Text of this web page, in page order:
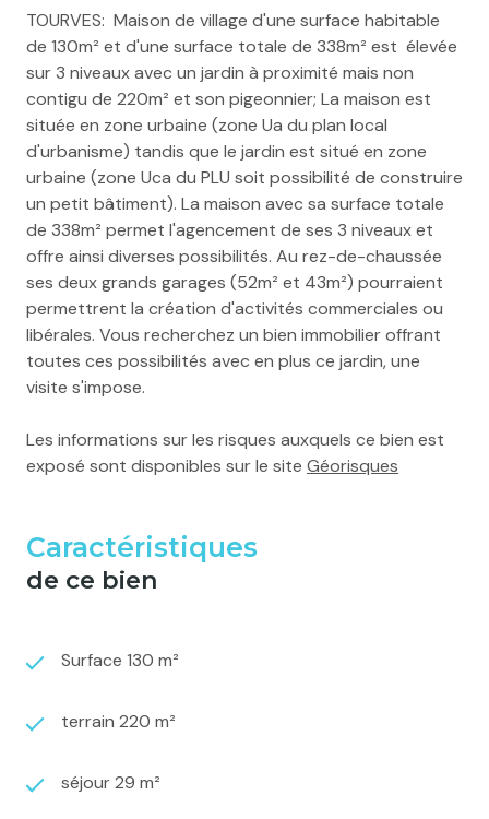
TOURVES: Maison de village d'une surface habitable
de 130m² et d'une surface totale de 338m² est élevée
sur 3 niveaux avec un jardin à proximité mais non
contigu de 220m² et son pigeonnier; La maison est
située en zone urbaine (zone Ua du plan local
d'urbanisme) tandis que le jardin est situé en zone
urbaine (zone Uca du PLU soit possibilité de construire
un petit bâtiment). La maison avec sa surface totale
de 338m² permet l'agencement de ses 3 niveaux et
offre ainsi diverses possibilités. Au rez-de-chaussée
ses deux grands garages (52m² et 43m²) pourraient
permettrent la création d'activités commerciales ou
libérales. Vous recherchez un bien immobilier offrant
toutes ces possibilités avec en plus ce jardin, une
visite s'impose.
Les informations sur les risques auxquels ce bien est
exposé sont disponibles sur le site Géorisques
Caractéristiques
de ce bien
Surface 130 m²
terrain 220 m²
séjour 29 m²